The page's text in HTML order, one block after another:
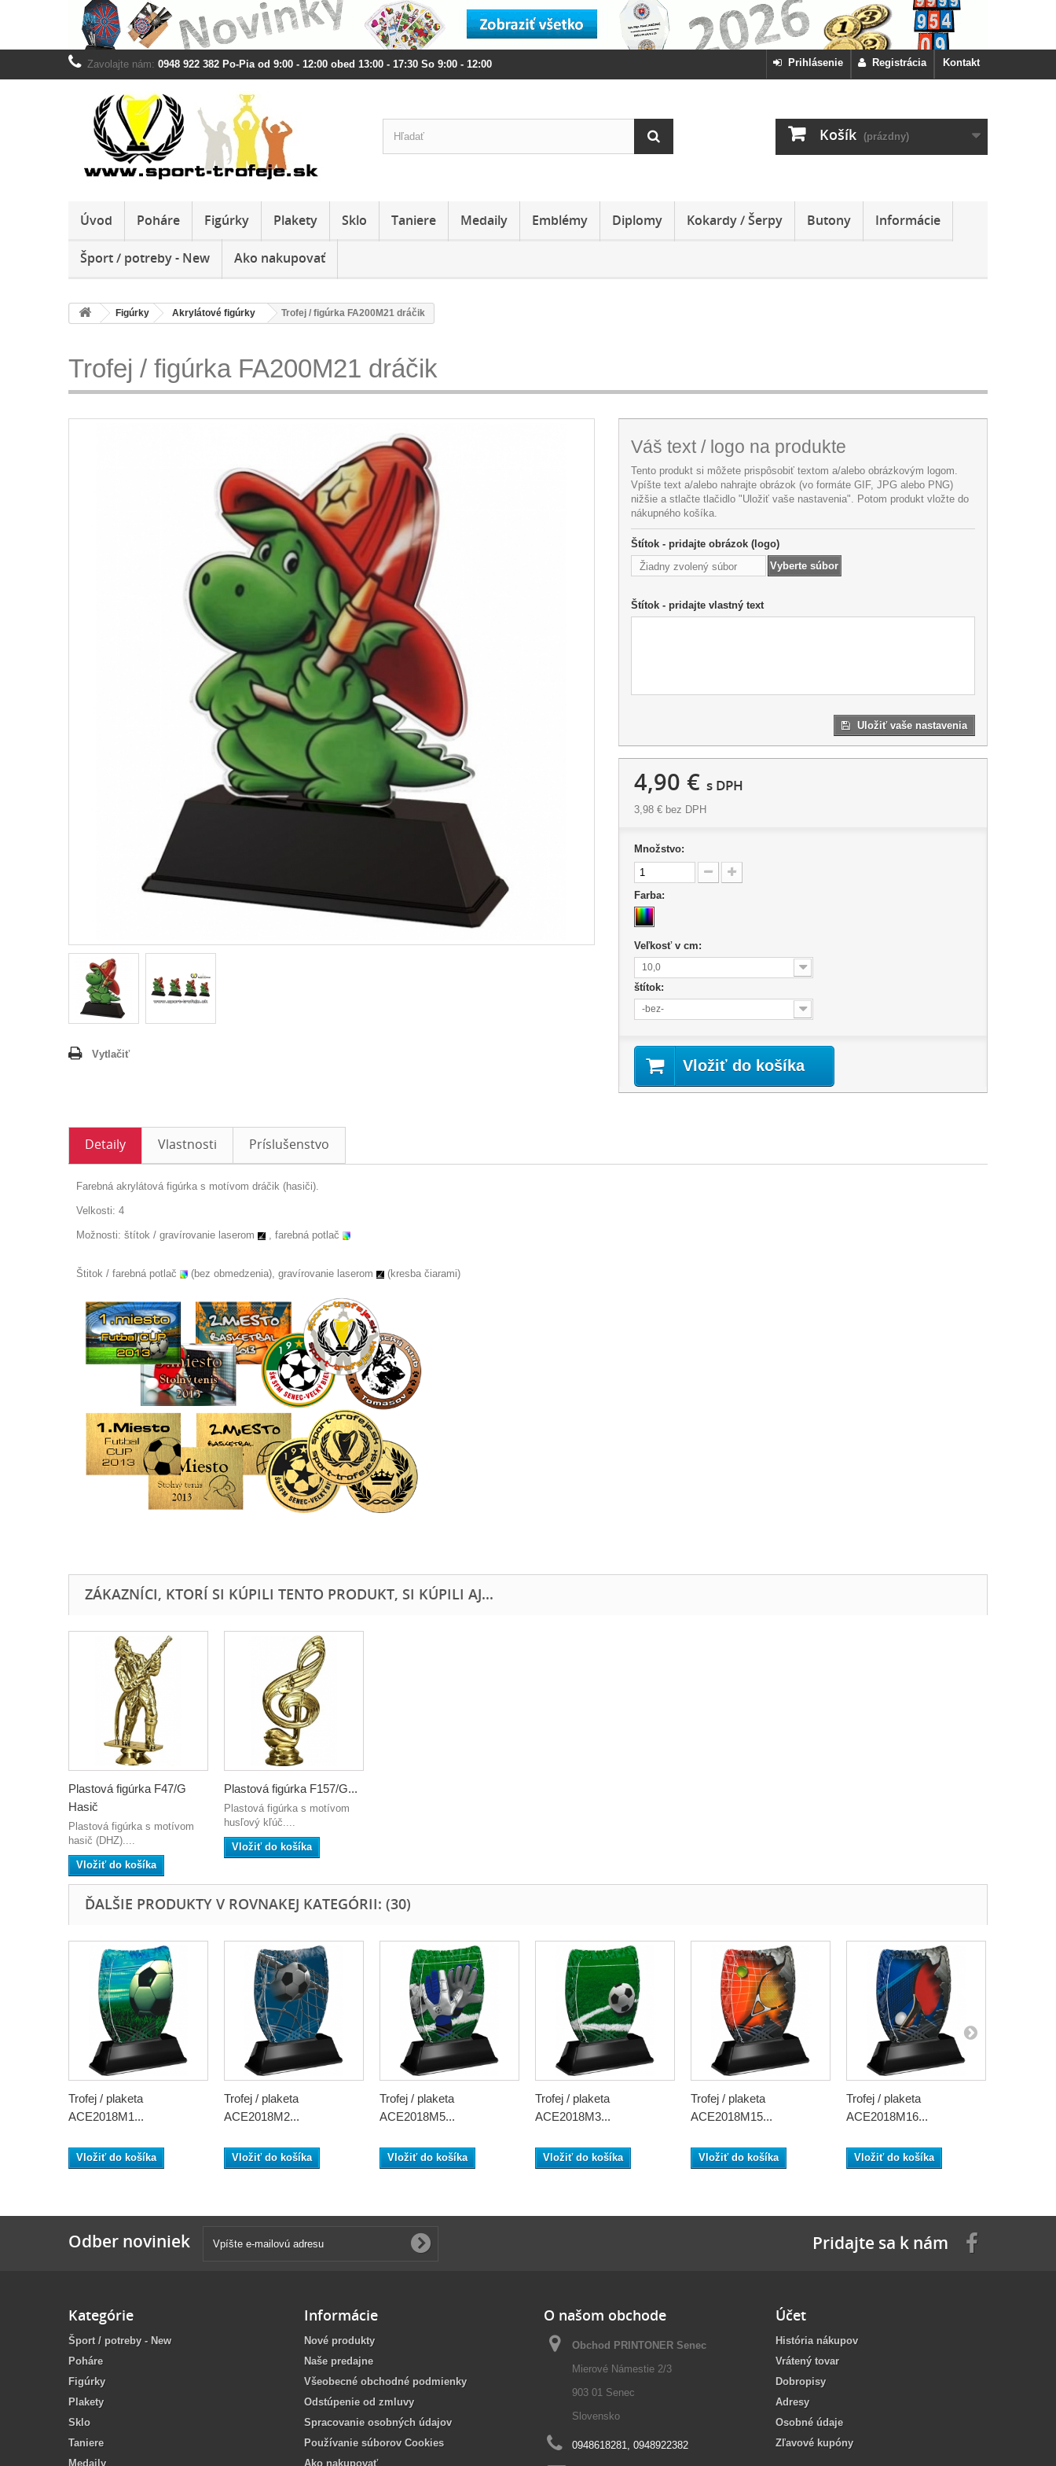
Kontakt
Zavolajte nám: 0948 922 382 Po-Pia od 9:00 - 12:00 obed 13:00 - 17:30 So 9:00 - 12:00 Registrácia
Prihlásenie
Košík (prázdny)
Úvod Poháre Figúrky Plakety Sklo Taniere Medaily Emblémy Diplomy Kokardy / Šerpy Butony Informácie
Šport / potreby - New Ako nakupovať
Figúrky Akrylátové figúrky Trofej / figúrka FA200M21 dráčik
Trofej / figúrka FA200M21 dráčik
Vytlačiť
Váš text / logo na produkte
Tento produkt si môžete prispôsobiť textom a/alebo obrázkovým logom.
Vpíšte text a/alebo nahrajte obrázok (vo formáte GIF, JPG alebo PNG)
nižšie a stlačte tlačidlo "Uložiť vaše nastavenia". Potom produkt vložte do
nákupného košíka.
Štítok - pridajte obrázok (logo)
Žiadny zvolený súbor
Vyberte súbor
Štítok - pridajte vlastný text
Uložiť vaše nastavenia
4,90 € s DPH
3,98 €bez DPH
Množstvo:
Farba:
Veľkosť v cm:
10,0
štítok:
-bez-
Vložiť do košíka
Detaily Vlastnosti Príslušenstvo
Farebná akrylátová figúrka s motívom dráčik (hasiči).
Velkosti: 4
Možnosti: štítok / gravírovanie laserom , farebná potlač
Štitok / farebná potlač (bez obmedzenia), gravírovanie laserom (kresba čiarami)
ZÁKAZNÍCI, KTORÍ SI KÚPILI TENTO PRODUKT, SI KÚPILI AJ...
Plastová figúrka F47/G
Hasič
Plastová figúrka s motívom
hasič (DHZ)....
Vložiť do košíka
Plastová figúrka F157/G...
Plastová figúrka s motívom
husľový kľúč....
Vložiť do košíka
ĎALŠIE PRODUKTY V ROVNAKEJ KATEGÓRII: (30)
Trofej / plaketa
ACE2018M1...
Vložiť do košíka
Trofej / plaketa
ACE2018M2...
Vložiť do košíka
Trofej / plaketa
ACE2018M5...
Vložiť do košíka
Trofej / plaketa
ACE2018M3...
Vložiť do košíka
Trofej / plaketa
ACE2018M15...
Vložiť do košíka
Trofej / plaketa
ACE2018M16...
Vložiť do košíka
Odber noviniek Pridajte sa k nám
Kategórie
Šport / potreby - New
Poháre
Figúrky
Plakety
Sklo
Taniere
Medaily
Informácie
Nové produkty
Naše predajne
Všeobecné obchodné podmienky
Odstúpenie od zmluvy
Spracovanie osobných údajov
Používanie súborov Cookies
Ako nakupovať
O našom obchode
Obchod PRINTONER Senec
Mierové Námestie 2/3
903 01 Senec
Slovensko
0948618281, 0948922382
Účet
História nákupov
Vrátený tovar
Dobropisy
Adresy
Osobné údaje
Zľavové kupóny